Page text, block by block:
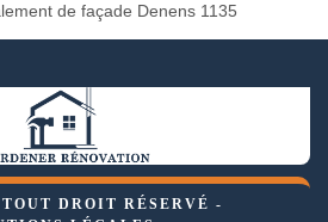
de façade Denens 1135
DROIT RÉSERVÉ -